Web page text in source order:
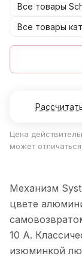
Все товары
Все товары
Цена
может
Механизм
цвете
10 А.
изюминкой